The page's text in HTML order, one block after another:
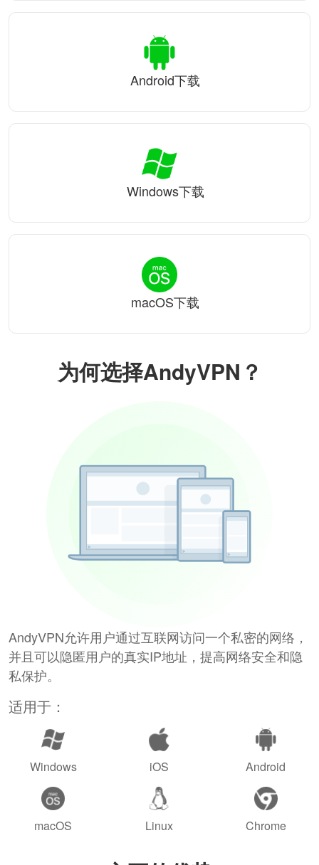
为何选择AndyVPN？
AndyVPN允许用户通过互联网访问一个私密的网络，
并且可以隐匿用户的真实IP地址，提高网络安全和隐
私保护。
适用于：
Windows iOS Android
macOS Linux Chrome
Android下载
Windows下载
macOS下载